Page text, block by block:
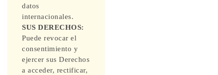
datos
internacionales.
SUS DERECHOS:
Puede revocar el
consentimiento y
ejercer sus Derechos
a acceder, rectificar,